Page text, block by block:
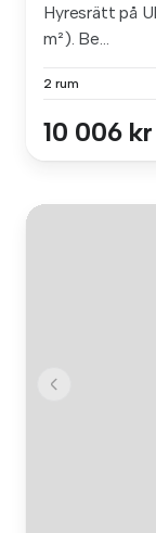
Hyresrätt på
m²). Be...
2 rum
10 006 kr